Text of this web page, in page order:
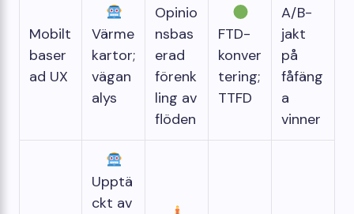
Mobilt
baser
ad UX
Värme
kartor;
vägan
alys
Opinio
nsbas
erad
förenk
ling av
flöden
FTD-
konver
tering;
TTFD
A/B-
jakt
på
fåfäng
a
vinner
Upptä
ckt av